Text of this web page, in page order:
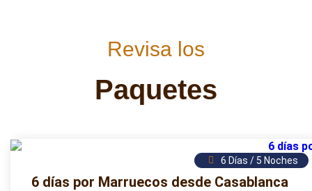
Revisa los
Paquetes
6 Días / 5 Noches
6 días por Marruecos desde Casablanca